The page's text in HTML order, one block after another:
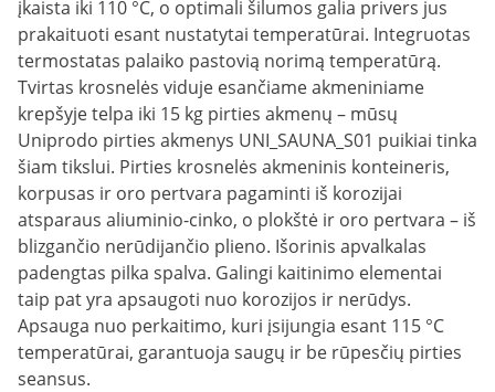
įkaista iki 110 °C, o optimali šilumos galia privers jus
prakaituoti esant nustatytai temperatūrai. Integruotas
termostatas palaiko pastovią norimą temperatūrą.
Tvirtas krosnelės viduje esančiame akmeniniame
krepšyje telpa iki 15 kg pirties akmenų – mūsų
Uniprodo pirties akmenys UNI_SAUNA_S01 puikiai tinka
šiam tikslui. Pirties krosnelės akmeninis konteineris,
korpusas ir oro pertvara pagaminti iš korozijai
atsparaus aliuminio-cinko, o plokštė ir oro pertvara – iš
blizgančio nerūdijančio plieno. Išorinis apvalkalas
padengtas pilka spalva. Galingi kaitinimo elementai
taip pat yra apsaugoti nuo korozijos ir nerūdys.
Apsauga nuo perkaitimo, kuri įsijungia esant 115 °C
temperatūrai, garantuoja saugų ir be rūpesčių pirties
seansus.